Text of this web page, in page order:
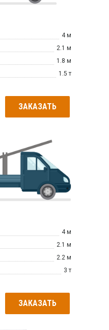
4 м
2.1 м
1.8 м
1.5 т
ЗАКАЗАТЬ
4 м
2.1 м
2.2 м
3 т
ЗАКАЗАТЬ